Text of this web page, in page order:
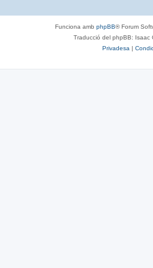
Funciona amb phpBB® Forum
Traducció del phpBB: Isaac
Privadesa |